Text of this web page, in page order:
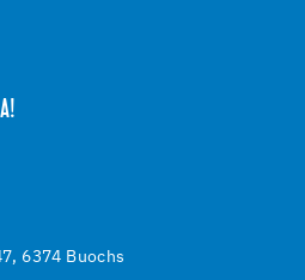
6374 Buochs